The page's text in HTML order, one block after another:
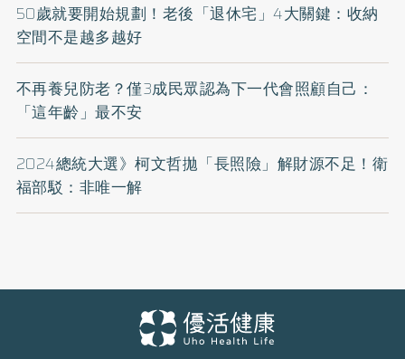
50歲就要開始規劃！老後「退休宅」4大關鍵：收納
空間不是越多越好
不再養兒防老？僅3成民眾認為下一代會照顧自己：
「這年齡」最不安
2024總統大選》柯文哲拋「長照險」解財源不足！衛
福部駁：非唯一解